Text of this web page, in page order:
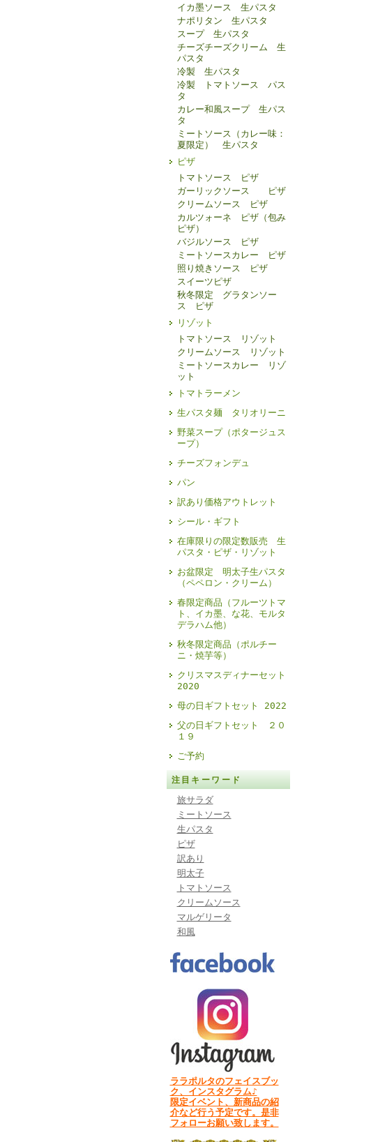
イカ墨ソース 生パスタ
ナポリタン 生パスタ
スープ 生パスタ
チーズチーズクリーム 生
パスタ
冷製 生パスタ
冷製 トマトソース パス
タ
カレー和風スープ 生パス
タ
ミートソース（カレー味：
夏限定） 生パスタ
ピザ
トマトソース ピザ
ガーリックソース ピザ
クリームソース ピザ
カルツォーネ ピザ（包み
ピザ）
バジルソース ピザ
ミートソースカレー ピザ
照り焼きソース ピザ
スイーツピザ
秋冬限定 グラタンソー
ス ピザ
リゾット
トマトソース リゾット
クリームソース リゾット
ミートソースカレー リゾ
ット
トマトラーメン
生パスタ麺 タリオリーニ
野菜スープ（ポタージュス
ープ）
チーズフォンデュ
パン
訳あり価格アウトレット
シール・ギフト
在庫限りの限定数販売 生
パスタ・ピザ・リゾット
お盆限定 明太子生パスタ
（ペペロン・クリーム）
春限定商品（フルーツトマ
ト、イカ墨、な花、モルタ
デラハム他）
秋冬限定商品（ポルチー
ニ・焼芋等）
クリスマスディナーセット
2020
母の日ギフトセット 2022
父の日ギフトセット ２０
１９
ご予約
注目キーワード
旅サラダ
ミートソース
生パスタ
ピザ
訳あり
明太子
トマトソース
クリームソース
マルゲリータ
和風
ララポルタのフェイスブッ
ク、インスタグラム♪
限定イベント、新商品の紹
介など行う予定です。是非
フォローお願い致します。